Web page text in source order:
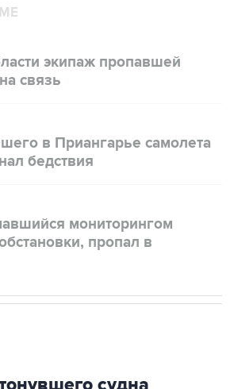
экипаж пропавшей
связь
в Приангарье самолета
бедствия
мониторингом
пропал в